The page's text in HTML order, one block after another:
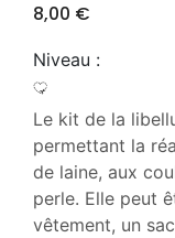
8,00 €
Niveau :
Le kit de la
permettant la
de laine, aux
perle. Elle peut
vêtement, un